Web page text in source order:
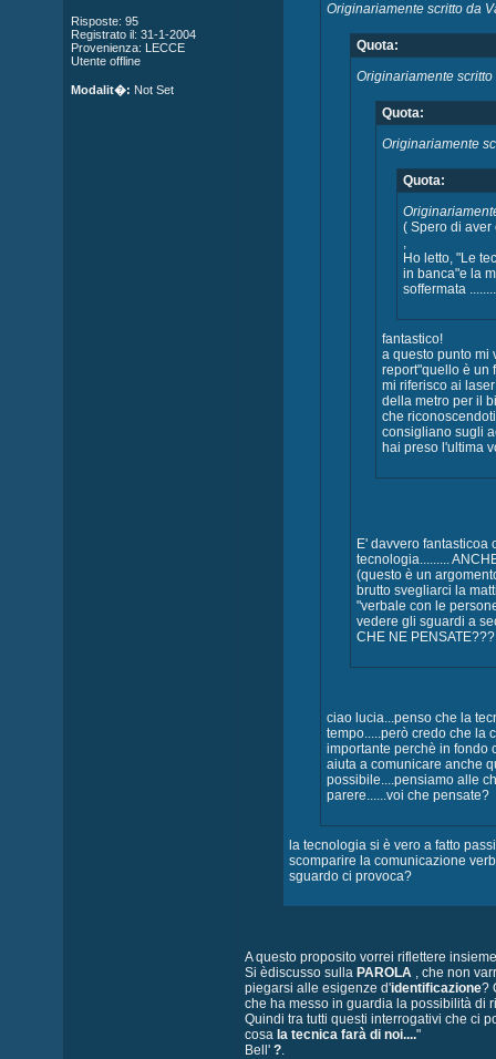
Risposte: 95
Registrato il: 31-1-2004
Provenienza: LECCE
Utente offline
Modalit�: Not Set
Originariamente scritto da
Quota:
Originariamente
Quota:
Originariamente
Quota:
( Spero di aver
,
Ho letto, "Le
in banca"e la
soffermata
fantastico!
a questo punto mi
report"quello è un
mi riferisco ai
della metro per il
che
consigliano sugli
hai preso l'ultima
E' davvero fantasticoa
tecnologia.........
(questo è un
brutto svegliarci la
"verbale con le
vedere gli sguardi a
CHE NE PENSATE???
ciao lucia...penso che la
tempo.....però credo che la
importante perchè in fondo
aiuta a comunicare anche
possibile....pensiamo alle
parere......voi che pensate?
la tecnologia si è vero a fatto
scomparire la comunicazione
sguardo ci provoca?
A questo proposito vorrei riflettere
Si èdiscusso sulla PAROLA, che non
piegarsi alle esigenze d'identificazione?
che ha messo in guardia la possibilità di
Quindi tra tutti questi interrogativi che ci
cosa la tecnica farà di noi...."
Bell' ?.